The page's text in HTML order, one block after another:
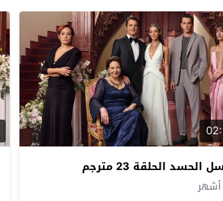
الحلقة 23 مترجم